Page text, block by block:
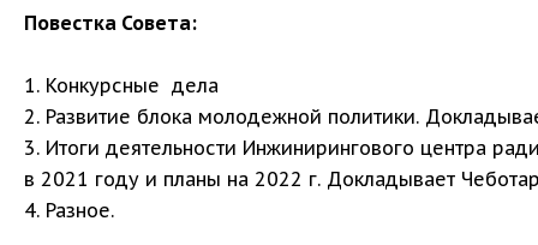
Повестка Совета:
1. Конкурсные дела
2. Развитие блока молодежной политики.
3. Итоги деятельности Инжинирингового центра
в 2021 году и планы на 2022 г. Докладывает
4. Разное.